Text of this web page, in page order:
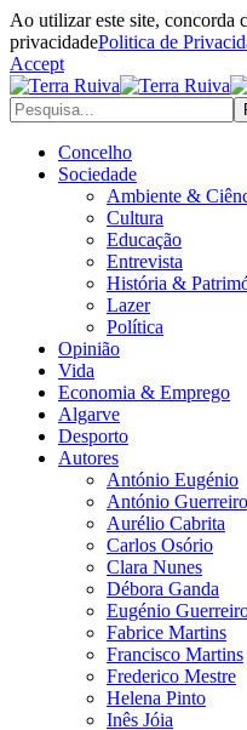
Ao utilizar este site, concorda
privacidadePolitica de
Accept
Concelho
Sociedade
Ambiente &
Cultura
Educação
Entrevista
História &
Lazer
Política
Opinião
Vida
Economia & Emprego
Algarve
Desporto
Autores
António Eugénio
António Guerreiro
Aurélio Cabrita
Carlos Osório
Clara Nunes
Débora Ganda
Eugénio
Fabrice Martins
Francisco Martins
Frederico Mestre
Helena Pinto
Inês Jóia